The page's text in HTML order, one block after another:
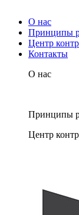
О нас
Принципы
Центр
Контакты
О нас
Принципы
Центр